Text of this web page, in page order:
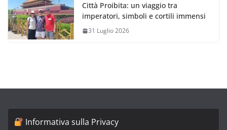
Città Proibita: un viaggio tra
imperatori, simboli e cortili immensi
31 Luglio 2026
Informativa sulla Privacy